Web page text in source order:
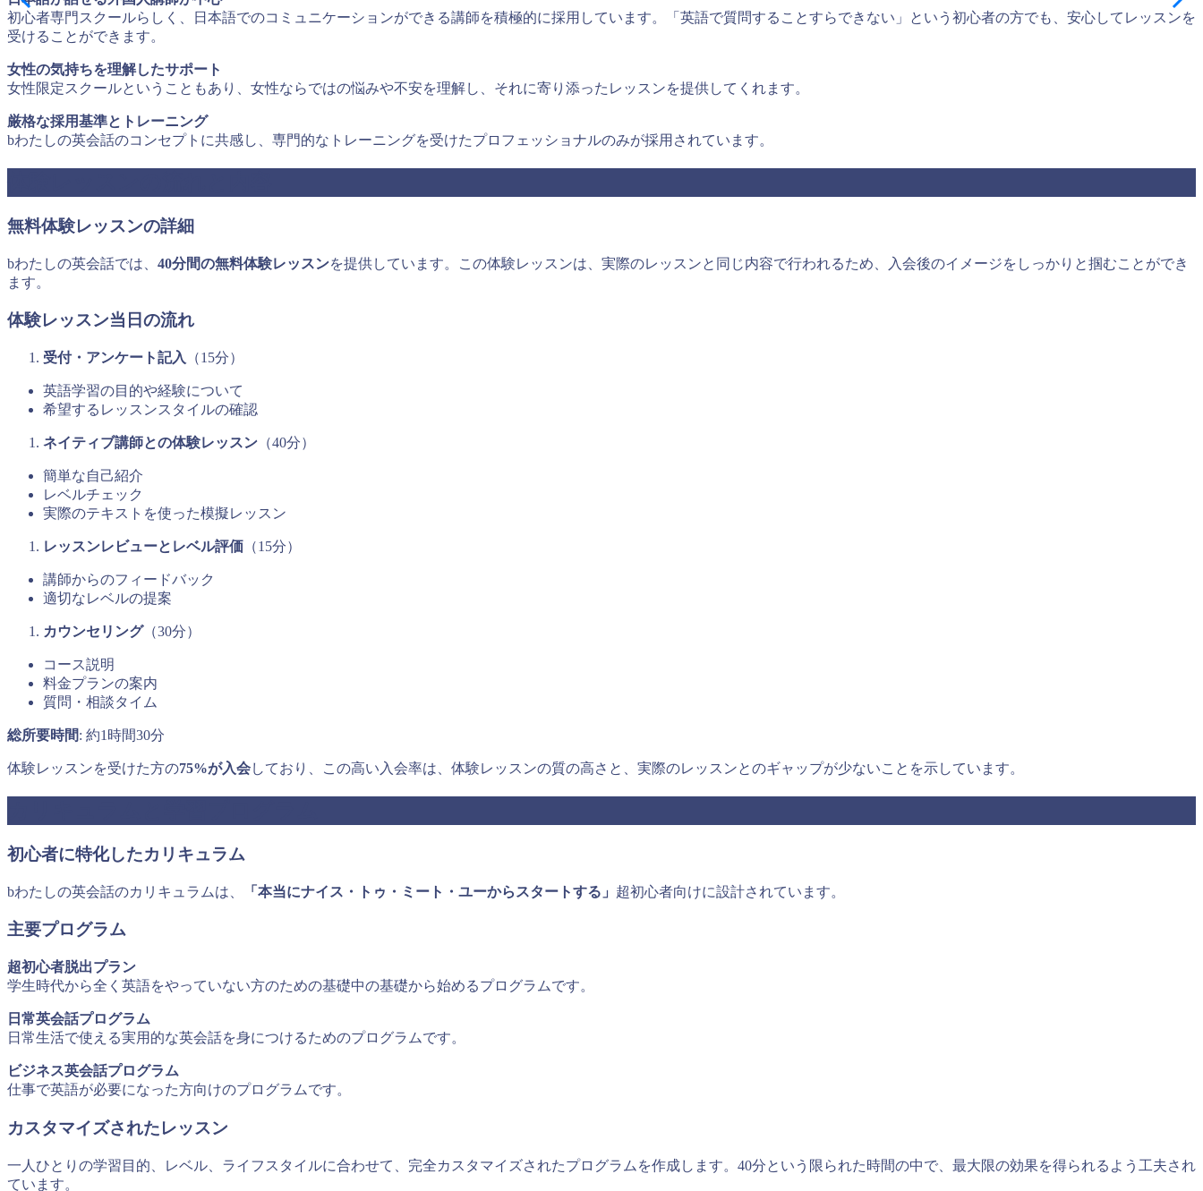
初心者専門スクールらしく、日本語でのコミュニケーションができる講師を積極的に採用しています。「英語で質問することすらできない」という初心者の方でも、安心してレッスンを
受けることができます。
女性の気持ちを理解したサポート
女性限定スクールということもあり、女性ならではの悩みや不安を理解し、それに寄り添ったレッスンを提供してくれます。
厳格な採用基準とトレーニング
bわたしの英会話のコンセプトに共感し、専門的なトレーニングを受けたプロフェッショナルのみが採用されています。
無料体験レッスンの詳細
bわたしの英会話では、 40分間の無料体験レッスンを提供しています。この体験レッスンは、実際のレッスンと同じ内容で行われるため、入会後のイメージをしっかりと掴むことができ
ます。
体験レッスン当日の流れ
受付・アンケート記入 （15分）
英語学習の目的や経験について
希望するレッスンスタイルの確認
ネイティブ講師との体験レッスン （40分）
簡単な自己紹介
レベルチェック
実際のテキストを使った模擬レッスン
レッスンレビューとレベル評価 （15分）
講師からのフィードバック
適切なレベルの提案
カウンセリング（30分）
コース説明
料金プランの案内
質問・相談タイム
総所要時間: 約1時間30分
体験レッスンを受けた方の75%が入会しており、この高い入会率は、体験レッスンの質の高さと、実際のレッスンとのギャップが少ないことを示しています。
初心者に特化したカリキュラム
bわたしの英会話のカリキュラムは、 「本当にナイス・トゥ・ミート・ユーからスタートする」 超初心者向けに設計されています。
主要プログラム
超初心者脱出プラン
学生時代から全く英語をやっていない方のための基礎中の基礎から始めるプログラムです。
日常英会話プログラム
日常生活で使える実用的な英会話を身につけるためのプログラムです。
ビジネス英会話プログラム
仕事で英語が必要になった方向けのプログラムです。
カスタマイズされたレッスン
一人ひとりの学習目的、レベル、ライフスタイルに合わせて、完全カスタマイズされたプログラムを作成します。40分という限られた時間の中で、最大限の効果を得られるよう工夫され
ています。